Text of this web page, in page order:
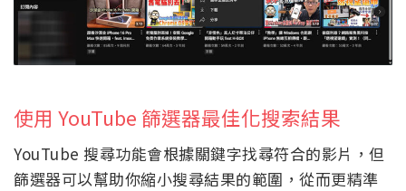
使用 YouTube 篩選器最佳化搜索結果
YouTube 搜尋功能會根據關鍵字找尋符合的影片，但
篩選器可以幫助你縮小搜尋結果的範圍，從而更精準